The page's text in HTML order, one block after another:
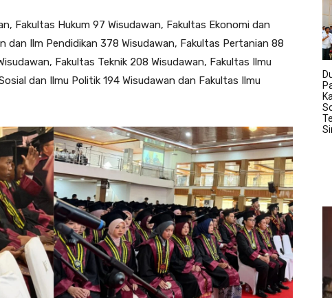
Fakultas Hukum 97 Wisudawan, Fakultas Ekonomi dan
dan Ilm Pendidikan 378 Wisudawan, Fakultas Pertanian 88
Fakultas Teknik 208 Wisudawan, Fakultas Ilmu
dan Ilmu Politik 194 Wisudawan dan Fakultas Ilmu
Insiden Kebakaran Melanda